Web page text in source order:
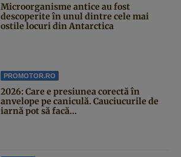
Microorganisme antice au fost
descoperite în unul dintre cele mai
ostile locuri din Antarctica
PROMOTOR.RO
2026: Care e presiunea corectă în
anvelope pe caniculă. Cauciucurile de
iarnă pot să facă...